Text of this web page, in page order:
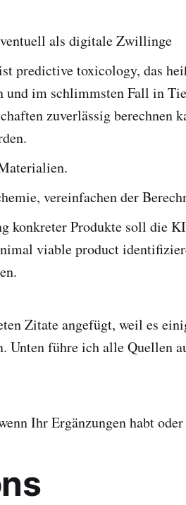
als digitale Zwillinge
predictive toxicology, das
und im schlimmsten Fall in
zuverlässig berechnen
vereinfachen der
konkreter Produkte soll die
viable product
Zitate angefügt, weil es
Unten führe ich alle Quellen
Ihr Ergänzungen habt